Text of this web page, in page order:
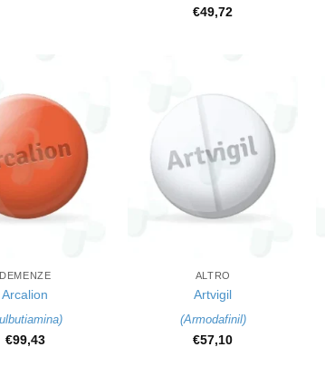
€49,72
DEMENZE
Arcalion
)
€99,43
ALTRO
Artvigil
(Armodafinil)
€57,10